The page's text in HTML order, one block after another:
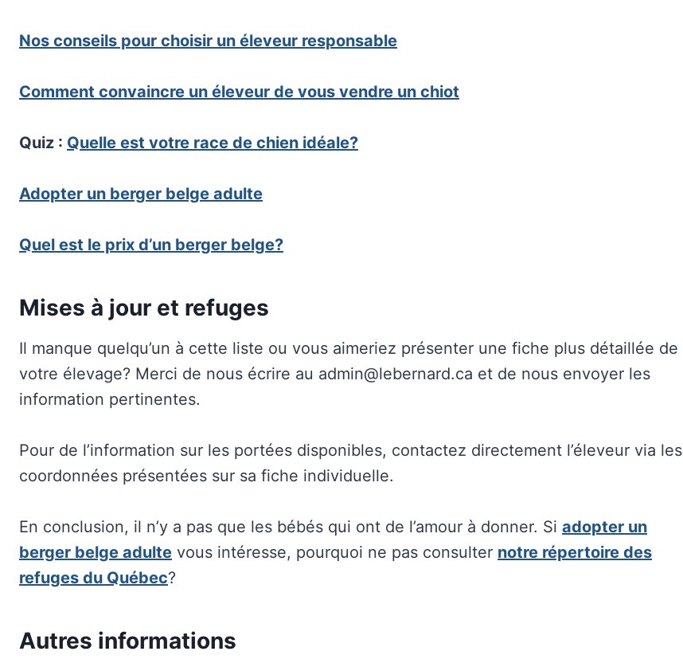
Nos conseils pour choisir un éleveur responsable
Comment convaincre un éleveur de vous vendre un chiot
Quiz : Quelle est votre race de chien idéale?
Adopter un berger belge adulte
Quel est le prix d’un berger belge?
Mises à jour et refuges
Il manque quelqu’un à cette liste ou vous aimeriez présenter une fiche plus détaillée de
votre élevage? Merci de nous écrire au admin@lebernard.ca et de nous envoyer les
information pertinentes.
Pour de l’information sur les portées disponibles, contactez directement l’éleveur via les
coordonnées présentées sur sa fiche individuelle.
En conclusion, il n’y a pas que les bébés qui ont de l’amour à donner. Si adopter un
berger belge adulte vous intéresse, pourquoi ne pas consulter notre répertoire des
refuges du Québec?
Autres informations